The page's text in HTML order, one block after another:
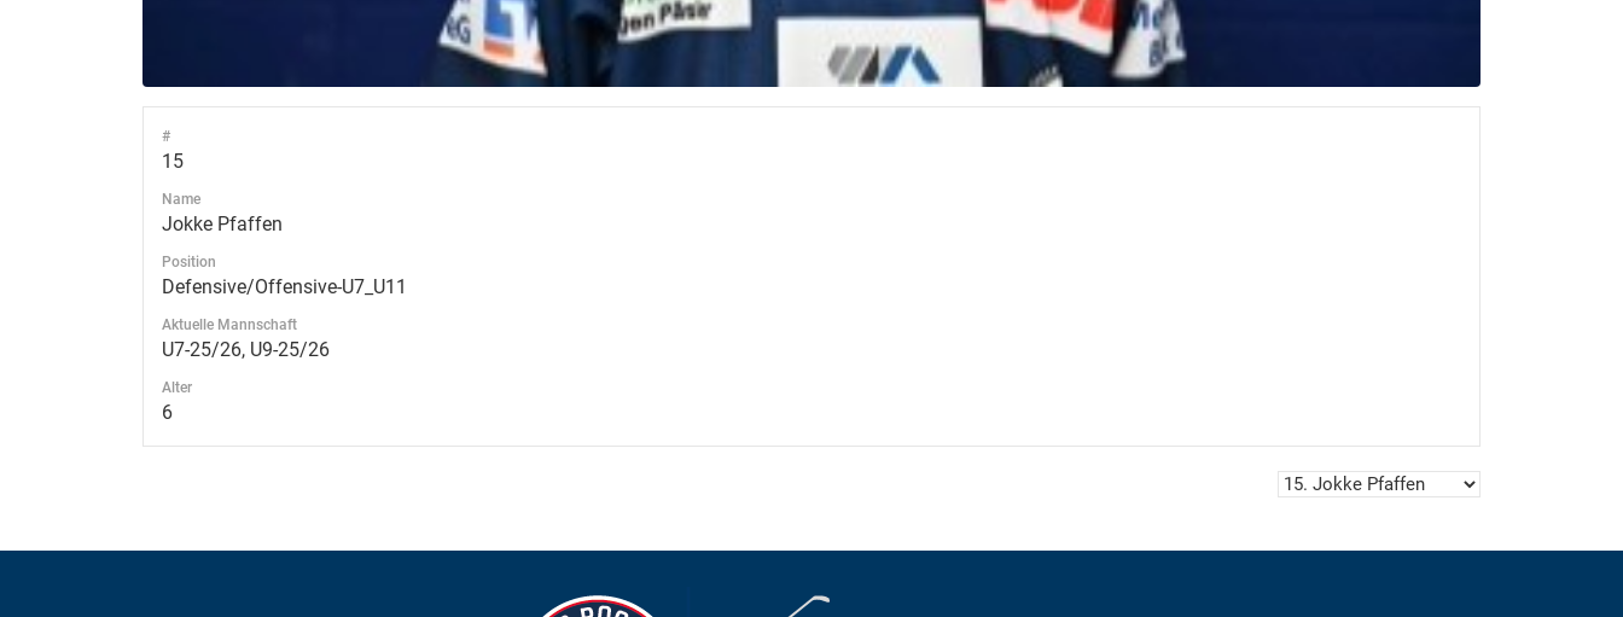
#
15
Name
Jokke Pfaffen
Position
Defensive/Offensive-U7_U11
Aktuelle Mannschaft
U7-25/26, U9-25/26
Alter
6